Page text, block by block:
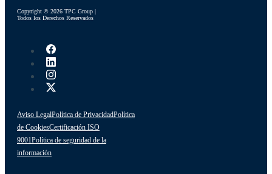
Copyright © 2026 TPC Group |
Todos los Derechos Reservados
Aviso LegalPolítica de PrivacidadPolítica
de CookiesCertificación ISO
9001Política de seguridad de la
información